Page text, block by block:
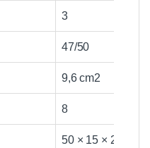
3
47/50
9,6 cm2
8
50 × 15 × 23